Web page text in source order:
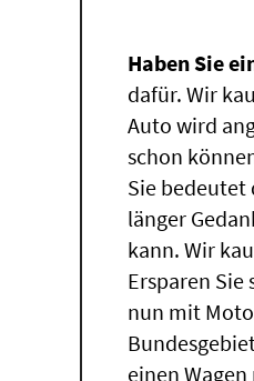
Haben Sie
dafür. Wir
Auto wird
schon
Sie bedeutet
länger
kann. Wir
Ersparen
nun mit
einen